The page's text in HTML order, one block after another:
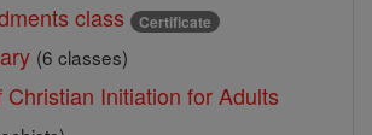
class Certificate
(6 classes)
Christian Initiation for Adults